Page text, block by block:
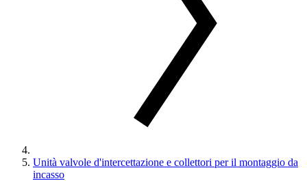
Unità valvole d'intercettazione e collettori per il montaggio da
incasso